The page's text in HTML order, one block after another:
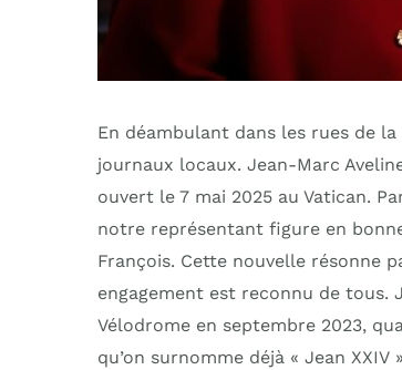
En déambulant dans les rues de
journaux locaux. Jean-Marc
ouvert le 7 mai 2025 au Vatican.
notre représentant figure en
François. Cette nouvelle résonne
engagement est reconnu de tous.
Vélodrome en septembre 2023,
qu’on surnomme déjà « Jean XXIV